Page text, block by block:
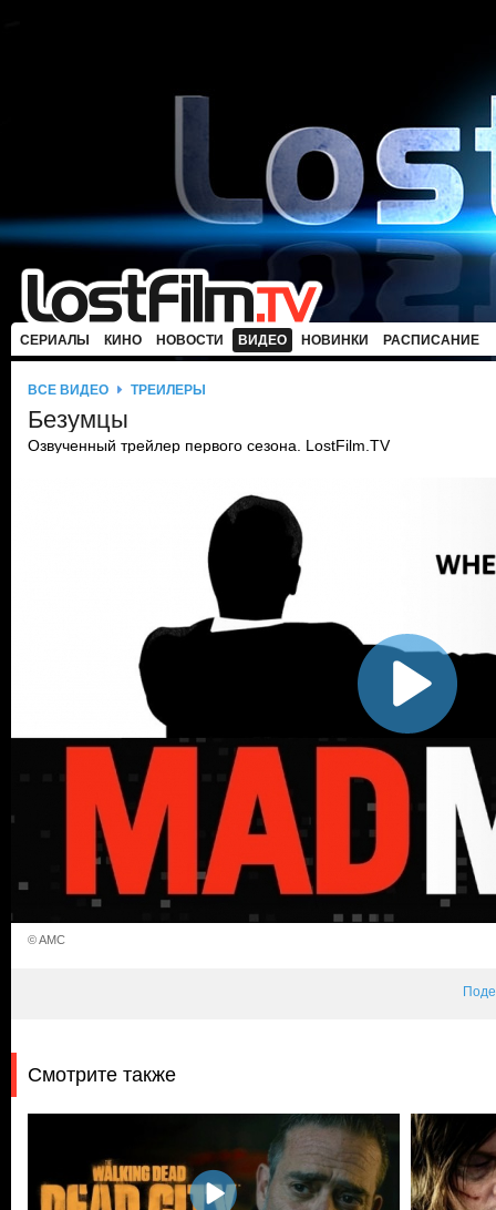
СЕРИАЛЫ КИНО НОВОСТИ ВИДЕО НОВИНКИ РАСПИСАНИЕ
ВСЕ ВИДЕО ТРЕЙЛЕРЫ
Безумцы
Озвученный трейлер первого сезона. LostFilm.TV
© AMC
Смотрите также